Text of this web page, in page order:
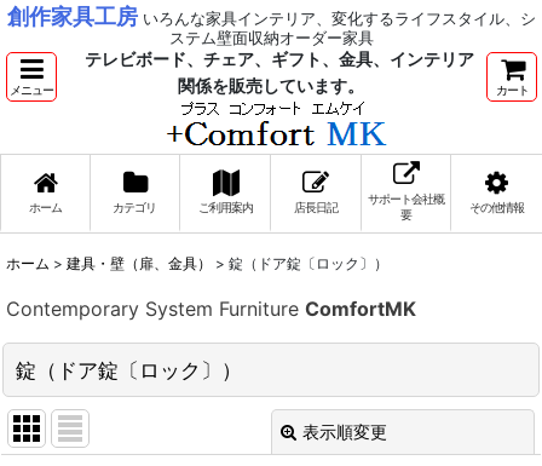
創作家具工房いろんな家具インテリア、変化するライフスタイル、シ
ステム壁面収納オーダー家具
メニュー
テレビボード、チェア、ギフト、金具、インテリア
関係を販売しています。
カート
ホーム カテゴリ ご利用案内 店長日記
サポート会社概
要
その他情報
ホーム > 建具・壁（扉、金具） > 錠（ドア錠〔ロック〕）
Contemporary System Furniture ComfortMK
錠（ドア錠〔ロック〕）
表示順変更